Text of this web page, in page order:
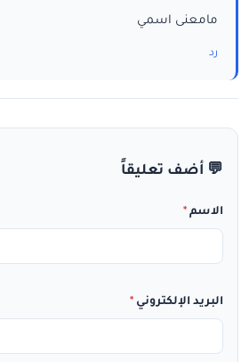
مامعنى اسمي
رد
💬 أضف تعليقاً
الاسم *
البريد الإلكتروني *